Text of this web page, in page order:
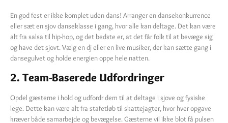
En god fest er ikke komplet uden dans! Arranger en dansekonkurrence
eller sæt en sjov danseklasse i gang, hvor alle kan deltage. Det kan være
alt fra salsa til hip-hop, og det bedste er, at det får folk til at bevæge sig
og have det sjovt. Vælg en dj eller en live musiker, der kan sætte gang i
dansegulvet og holde energien oppe hele natten.
2. Team-Baserede Udfordringer
Opdel gæsterne i hold og udfordr dem til at deltage i sjove og fysiske
lege. Dette kan være alt fra stafetløb til skattejagter, hvor hver opgave
kræver både samarbejde og bevægelse. Gæsterne vil ikke blot få pulsen